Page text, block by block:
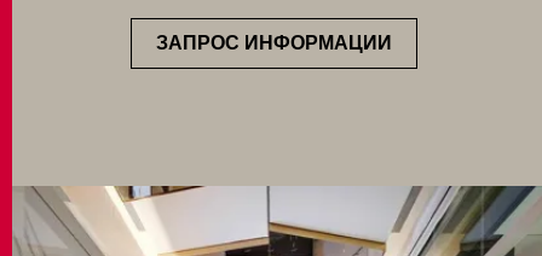
ЗАПРОС ИНФОРМАЦИИ